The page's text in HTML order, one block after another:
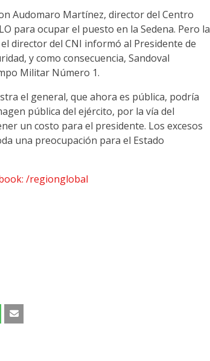
Audomaro Martínez, director del Centro
para ocupar el puesto en la Sedena. Pero la
director del CNI informó al Presidente de
y como consecuencia, Sandoval
Militar Número 1.
el general, que ahora es pública, podría
pública del ejército, por la vía del
un costo para el presidente. Los excesos
una preocupación para el Estado
/regionglobal